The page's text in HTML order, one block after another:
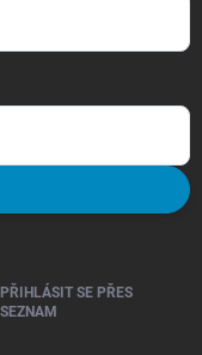
PŘIHLÁSIT SE PŘES
SEZNAM